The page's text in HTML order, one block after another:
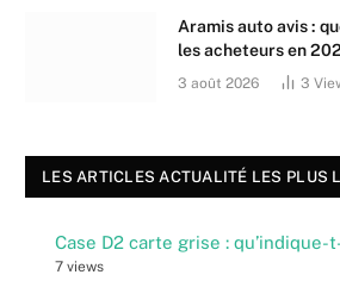
Aramis auto avis :
les acheteurs en
3 août 2026 3
LES ARTICLES ACTUALITÉ LES PLUS
Case D2 carte grise : qu’indique-
7 views